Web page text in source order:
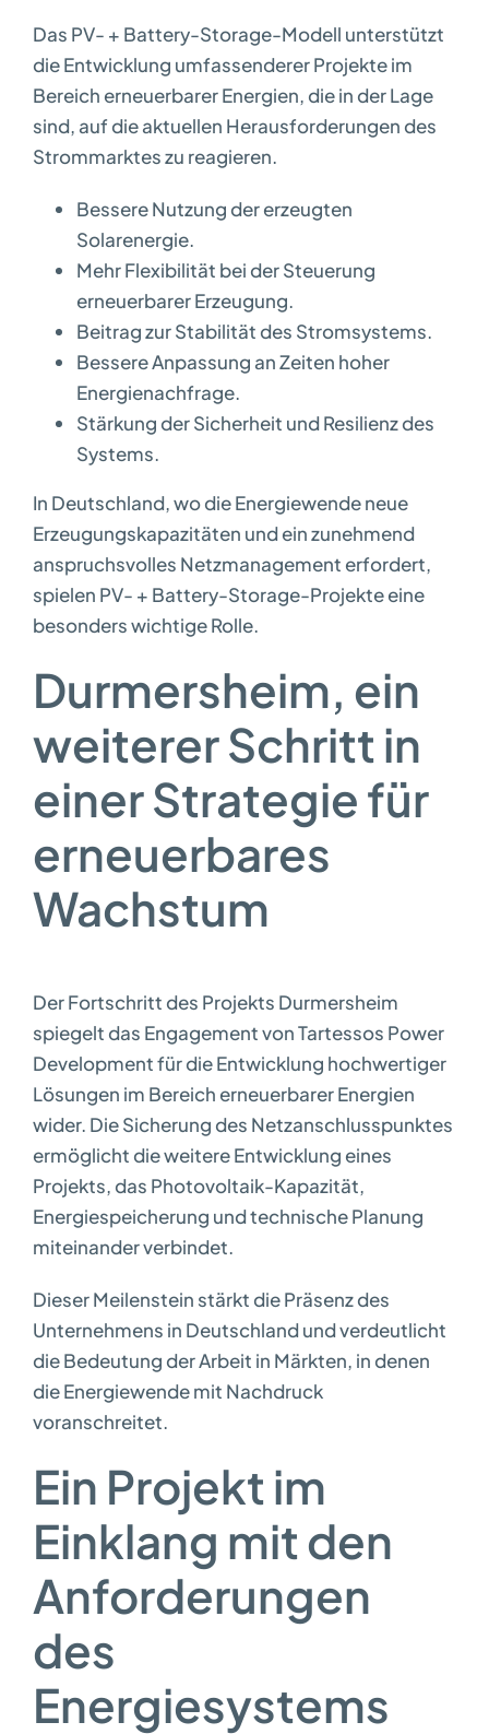
Das PV- + Battery-Storage-Modell unterstützt
die Entwicklung umfassenderer Projekte im
Bereich erneuerbarer Energien, die in der Lage
sind, auf die aktuellen Herausforderungen des
Strommarktes zu reagieren.
Bessere Nutzung der erzeugten
Solarenergie.
Mehr Flexibilität bei der Steuerung
erneuerbarer Erzeugung.
Beitrag zur Stabilität des Stromsystems.
Bessere Anpassung an Zeiten hoher
Energienachfrage.
Stärkung der Sicherheit und Resilienz des
Systems.
In Deutschland, wo die Energiewende neue
Erzeugungskapazitäten und ein zunehmend
anspruchsvolles Netzmanagement erfordert,
spielen PV- + Battery-Storage-Projekte eine
besonders wichtige Rolle.
Durmersheim, ein
weiterer Schritt in
einer Strategie für
erneuerbares
Wachstum
Der Fortschritt des Projekts Durmersheim
spiegelt das Engagement von Tartessos Power
Development für die Entwicklung hochwertiger
Lösungen im Bereich erneuerbarer Energien
wider. Die Sicherung des Netzanschlusspunktes
ermöglicht die weitere Entwicklung eines
Projekts, das Photovoltaik-Kapazität,
Energiespeicherung und technische Planung
miteinander verbindet.
Dieser Meilenstein stärkt die Präsenz des
Unternehmens in Deutschland und verdeutlicht
die Bedeutung der Arbeit in Märkten, in denen
die Energiewende mit Nachdruck
voranschreitet.
Ein Projekt im
Einklang mit den
Anforderungen
des
Energiesystems